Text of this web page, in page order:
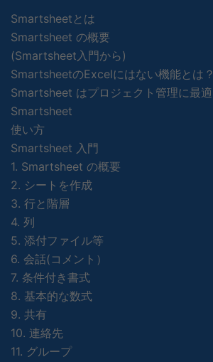
Smartsheetとは
Smartsheet の概要
(Smartsheet入門から)
SmartsheetのExcelにはない機能とは？
Smartsheet はプロジェクト管理に最適
Smartsheet
使い方
Smartsheet 入門
1. Smartsheet の概要
2. シートを作成
3. 行と階層
4. 列
5. 添付ファイル等
6. 会話(コメント）
7. 条件付き書式
8. 基本的な数式
9. 共有
10. 連絡先
11. グループ